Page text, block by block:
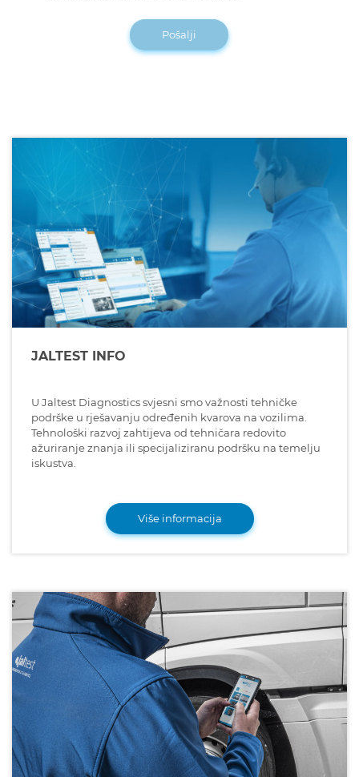
Pošalji
JALTEST INFO
U Jaltest Diagnostics svjesni smo važnosti tehničke
podrške u rješavanju određenih kvarova na vozilima.
Tehnološki razvoj zahtijeva od tehničara redovito
ažuriranje znanja ili specijaliziranu podršku na temelju
iskustva.
Više informacija